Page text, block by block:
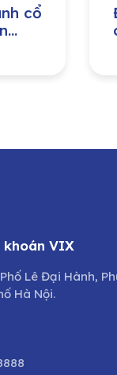
cổ
khoán VIX
Lê Đại Hành,
Hà Nội.